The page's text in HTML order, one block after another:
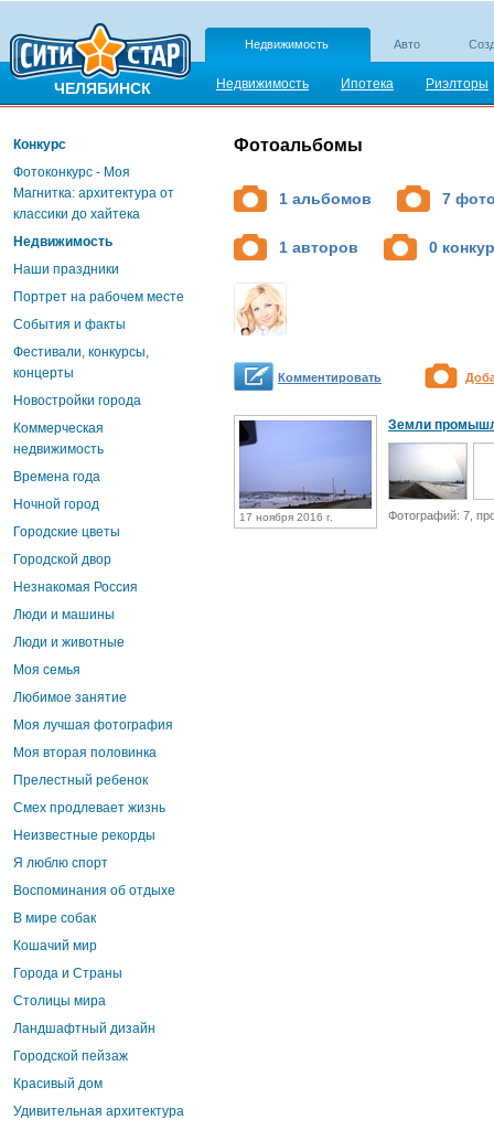
ЧЕЛЯБИНСК
Недвижимость Авто
Недвижимость Ипотека Риэлторы
Конкурс
Фотоконкурс - Моя
Магнитка: архитектура от
классики до хайтека
Недвижимость
Наши праздники
Портрет на рабочем месте
События и факты
Фестивали, конкурсы,
концерты
Новостройки города
Коммерческая
недвижимость
Времена года
Ночной город
Городские цветы
Городской двор
Незнакомая Россия
Люди и машины
Люди и животные
Моя семья
Любимое занятие
Моя лучшая фотография
Моя вторая половинка
Прелестный ребенок
Смех продлевает жизнь
Неизвестные рекорды
Я люблю спорт
Воспоминания об отдыхе
В мире собак
Кошачий мир
Города и Страны
Столицы мира
Ландшафтный дизайн
Городской пейзаж
Красивый дом
Удивительная архитектура
Фотоальбомы
1 альбомов 7
1 авторов 0
Комментировать
17 ноября 2016 г.
Земли
Фотографий: 7,